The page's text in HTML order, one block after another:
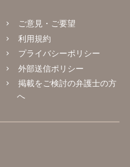
ご意見・ご要望
利用規約
プライバシーポリシー
外部送信ポリシー
掲載をご検討の弁護士の方
へ